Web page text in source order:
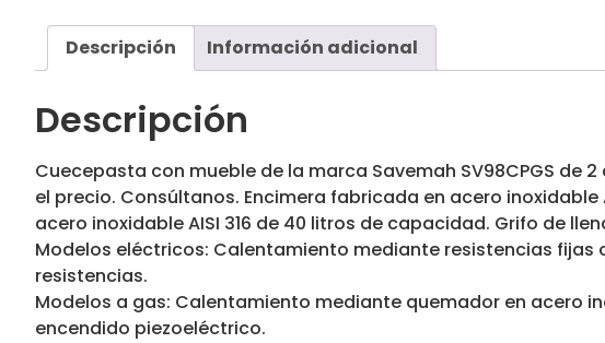
Descripción Información adicional
Descripción
Cuecepasta con mueble de la marca Savemah SV98CPGS
el precio. Consúltanos. Encimera fabricada en acero
acero inoxidable AISI 316 de 40 litros de capacidad. Grifo de
Modelos eléctricos: Calentamiento mediante resistencias
resistencias.
Modelos a gas: Calentamiento mediante quemador en acero
encendido piezoeléctrico.